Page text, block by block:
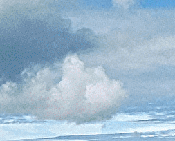
les colonnes affichées
des réseaux sociaux